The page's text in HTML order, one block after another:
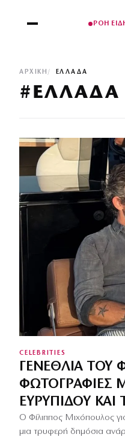
ΡΟΗ
ΑΡΧΙΚΉ ΕΛΛΑΔΑ
#ΕΛΛΑΔΑ
CELEBRITIES
ΓΕΝΈΘΛΙΑ ΤΟΥ
ΦΩΤΟΓΡΑΦΊΕΣ
ΕΥΡΥΠΊΔΟΥ
Ο Φίλιππος Μιχόπουλος
μια τρυφερή δημόσια